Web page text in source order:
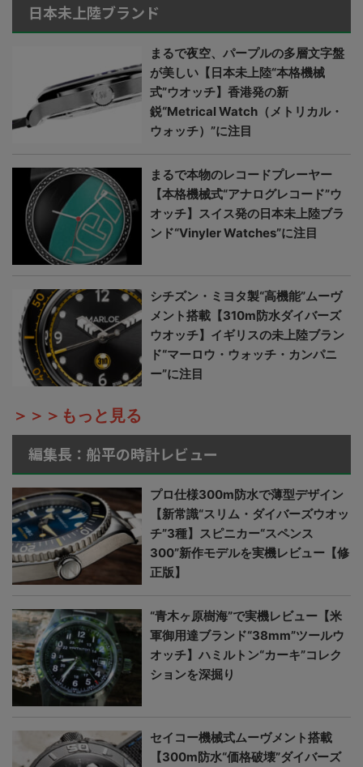
日本未上陸ブランド
まるで夜空、パープルの多層文字盤
が美しい【日本未上陸“本格機械
式”ウオッチ】香港発の新
鋭“Metrical Watch（メトリカル・
ウォッチ）”に注目
まるで本物のレコードプレーヤー
【本格機械式“アナログレコード”ウ
オッチ】スイス発の日本未上陸ブラ
ンド“Vinyler Watches”に注目
シチズン・ミヨタ製“高機能”ムーヴ
メント搭載【310m防水ダイバーズ
ウオッチ】イギリスの未上陸ブラン
ド“マーロウ・ウォッチ・カンパニ
ー”に注目
＞＞＞もっと見る
編集長：船平の時計レビュー
プロ仕様300m防水で薄型デザイン
【新常識“スリム・ダイバーズウオッ
チ”3種】スピニカー“スペンス
300”新作モデルを実機レビュー【修
正版】
“青木ヶ原樹海”で実機レビュー【米
軍御用達ブランド“38mm”ツールウ
オッチ】ハミルトン“カーキ”コレク
ションを深掘り
セイコー機械式ムーヴメント搭載
【300m防水“価格破壊”ダイバーズ